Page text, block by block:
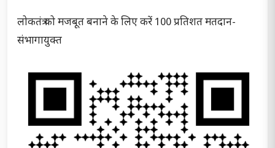
लोकतंत्र को मजबूत बनाने के लिए करें 100 प्रतिशत मतदान-
संभागायुक्त